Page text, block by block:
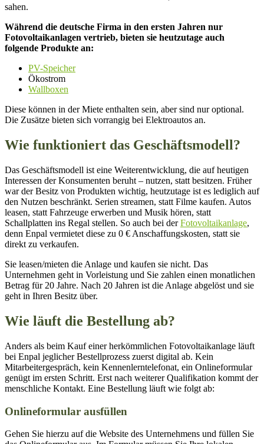
sahen.
Während die deutsche Firma in den ersten Jahren nur
Fotovoltaikanlagen vertrieb, bieten sie heutzutage auch
folgende Produkte an:
PV-Speicher
Ökostrom
Wallboxen
Diese können in der Miete enthalten sein, aber sind nur optional.
Die Zusätze bieten sich vorrangig bei Elektroautos an.
Wie funktioniert das Geschäftsmodell?
Das Geschäftsmodell ist eine Weiterentwicklung, die auf heutigen
Interessen der Konsumenten beruht – nutzen, statt besitzen. Früher
war der Besitz von Produkten wichtig, heutzutage ist es lediglich auf
den Nutzen beschränkt. Serien streamen, statt Filme kaufen. Autos
leasen, statt Fahrzeuge erwerben und Musik hören, statt
Schallplatten ins Regal stellen. So auch bei derFotovoltaikanlage,
denn Enpal vermietet diese zu 0 € Anschaffungskosten, statt sie
direkt zu verkaufen.
Sie leasen/mieten die Anlage und kaufen sie nicht. Das
Unternehmen geht in Vorleistung und Sie zahlen einen monatlichen
Betrag für 20 Jahre. Nach 20 Jahren ist die Anlage abgelöst und sie
geht in Ihren Besitz über.
Wie läuft die Bestellung ab?
Anders als beim Kauf einer herkömmlichen Fotovoltaikanlage läuft
bei Enpal jeglicher Bestellprozess zuerst digital ab. Kein
Mitarbeitergespräch, kein Kennenlerntelefonat, ein Onlineformular
genügt im ersten Schritt. Erst nach weiterer Qualifikation kommt der
menschliche Kontakt. Eine Bestellung läuft wie folgt ab:
Onlineformular ausfüllen
Gehen Sie hierzu auf die Website des Unternehmens und füllen Sie